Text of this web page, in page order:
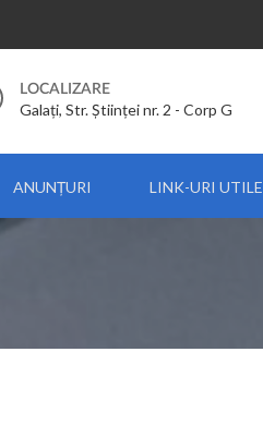
LOCALIZARE
Galați, Str. Științei nr. 2 - Corp G
ANUNȚURI LINK-URI UTILE